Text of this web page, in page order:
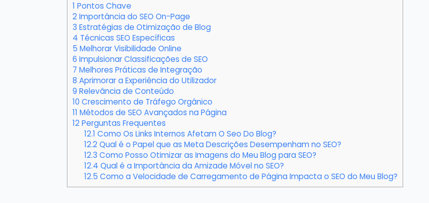
1 Pontos Chave
2 Importância do SEO On-Page
3 Estratégias de Otimização de Blog
4 Técnicas SEO Específicas
5 Melhorar Visibilidade Online
6 Impulsionar Classificações de SEO
7 Melhores Práticas de Integração
8 Aprimorar a Experiência do Utilizador
9 Relevância de Conteúdo
10 Crescimento de Tráfego Orgânico
11 Métodos de SEO Avançados na Página
12 Perguntas Frequentes
12.1 Como Os Links Internos Afetam O Seo Do Blog?
12.2 Qual é o Papel que as Meta Descrições Desempenham no SEO?
12.3 Como Posso Otimizar as Imagens do Meu Blog para SEO?
12.4 Qual é a Importância da Amizade Móvel no SEO?
12.5 Como a Velocidade de Carregamento de Página Impacta o SEO do Meu Blog?